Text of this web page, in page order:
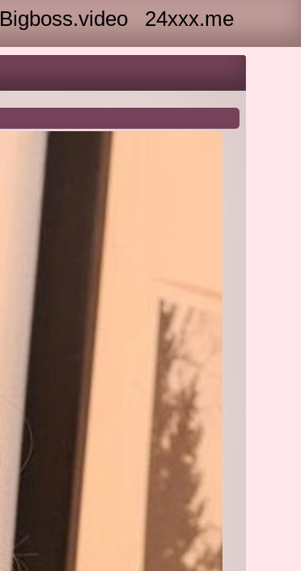
Bigboss.video 24xxx.me